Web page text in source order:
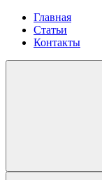
Главная
Статьи
Контакты